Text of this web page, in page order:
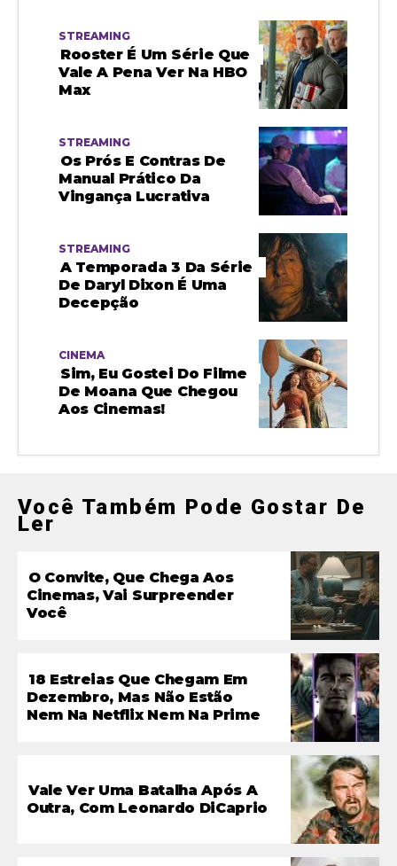
STREAMING
Rooster É Um Série Que
Vale A Pena Ver Na HBO
Max
STREAMING
Os Prós E Contras De
Manual Prático Da
Vingança Lucrativa
STREAMING
A Temporada 3 Da Série
De Daryl Dixon É Uma
Decepção
CINEMA
Sim, Eu Gostei Do Filme
De Moana Que Chegou
Aos Cinemas!
Você Também Pode Gostar De
Ler
O Convite, Que Chega Aos
Cinemas, Vai Surpreender
Você
18 Estreias Que Chegam Em
Dezembro, Mas Não Estão
Nem Na Netflix Nem Na Prime
Vale Ver Uma Batalha Após A
Outra, Com Leonardo DiCaprio